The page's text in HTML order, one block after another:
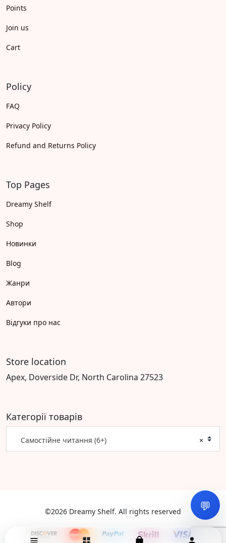
Points
Join us
Cart
Policy
FAQ
Privacy Policy
Refund and Returns Policy
Top Pages
Dreamy Shelf
Shop
Новинки
Blog
Жанри
Автори
Відгуки про нас
Store location
Apex, Doverside Dr, North Carolina 27523
Категорії товарів
×
Самостійне читання (6+)
©2026 Dreamy Shelf. All rights reserved 💬